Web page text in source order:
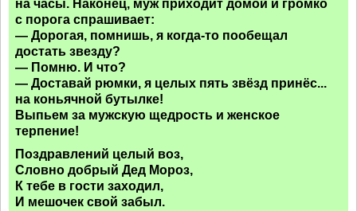
на часы. Наконец, муж приходит домой и громко
с порога спрашивает:
— Дорогая, помнишь, я когда-то пообещал
достать звезду?
— Помню. И что?
— Доставай рюмки, я целых пять звёзд принёс...
на коньячной бутылке!
Выпьем за мужскую щедрость и женское
терпение!
Поздравлений целый воз,
Словно добрый Дед Мороз,
К тебе в гости заходил,
И мешочек свой забыл.